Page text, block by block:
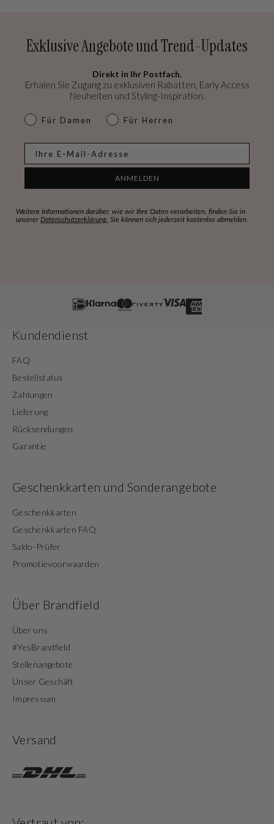
Exklusive Angebote und Trend-Updates
Direkt in Ihr Postfach.
Erhalen Sie Zugang zu exklusiven Rabatten, Early Access
Neuheiten und Styling-Inspiration.
dames & heren
Für Damen Für Herren
ANMELDEN
Weitere Informationen darüber, wie wir Ihre Daten verarbeiten, finden Sie in
unserer Datenschutzerklärung. Sie können sich jederzeit kostenlos abmelden.
Kundendienst
FAQ
Bestellstatus
Zahlungen
Lieferung
Rücksendungen
Garantie
Geschenkkarten und Sonderangebote
Geschenkkarten
Geschenkkarten FAQ
Saldo-Prüfer
Promotievoorwaarden
Über Brandfield
Über uns
#YesBrandfield
Stellenangebote
Unser Geschäft
Impressum
Versand